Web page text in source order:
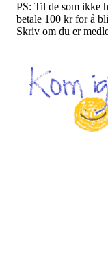
PS: Til de som ikke
betale 100 kr for å
Skriv om du er